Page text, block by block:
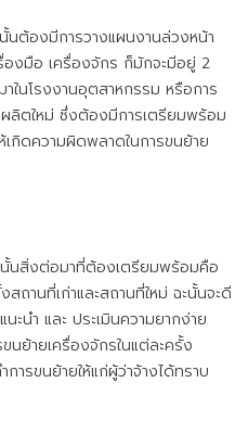
นต้องมีการวางแผนงานล่วงหน้า
องมือ เครื่องจักร ก็มักจะมีอยู่ 2
ในโรงงานอุตสาหกรรม หรือการ
ผลิตใหม่ ซึ่งต้องมีการเตรียมพร้อม
เกิดความผิดพลาดในการขนย้าย
นั้นสิ่งต่อมาที่ต้องเตรียมพร้อมคือ
ถานที่เก่าและสถานที่ใหม่ ฉะนั้นจะดี
ะนำ และ ประเมินความยากง่าย
ย้ายเครื่องจักรในแต่ละครั้ง
รขนย้ายให้แก่ผู้ว่าจ้างได้ทราบ